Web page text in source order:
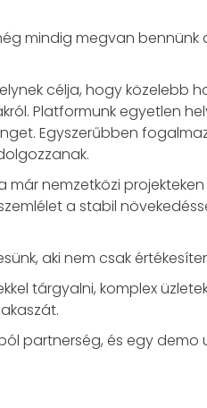
mindig megvan bennünk
célja, hogy közelebb
Platformunk egyetlen
Egyszerűbben
nemzetközi
a stabil
aki nem csak
tárgyalni, komplex
partnerség, és egy demo